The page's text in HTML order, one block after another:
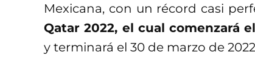
Mexicana, con un récord casi
Qatar 2022, el cual comenzará
y terminará el 30 de marzo de